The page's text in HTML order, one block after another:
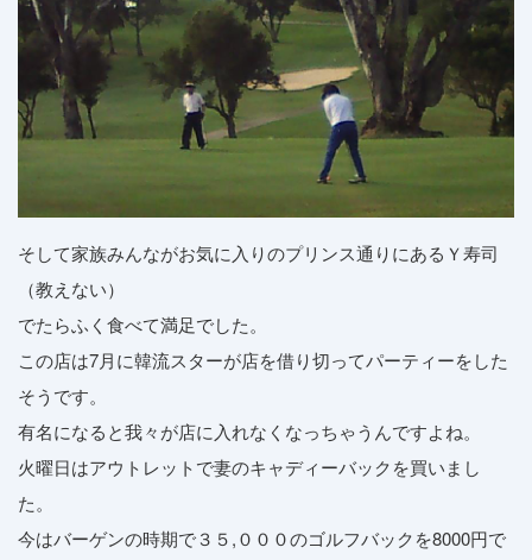
そして家族みんながお気に入りのプリンス通りにあるＹ寿司
（教えない）
でたらふく食べて満足でした。
この店は7月に韓流スターが店を借り切ってパーティーをした
そうです。
有名になると我々が店に入れなくなっちゃうんですよね。
火曜日はアウトレットで妻のキャディーバックを買いまし
た。
今はバーゲンの時期で３５,０００のゴルフバックを8000円で